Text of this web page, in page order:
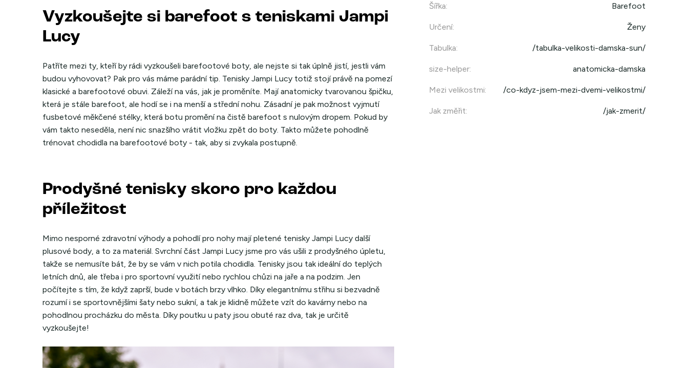
Vyzkoušejte si barefoot s teniskami Jampi
Lucy
Patříte mezi ty, kteří by rádi vyzkoušeli barefootové boty, ale nejste si tak úplně jistí, jestli vám
budou vyhovovat? Pak pro vás máme parádní tip. Tenisky Jampi Lucy totiž stojí právě na pomezí
klasické a barefootové obuvi. Záleží na vás, jak je proměníte. Mají anatomicky tvarovanou špičku,
která je stále barefoot, ale hodí se i na menší a střední nohu. Zásadní je pak možnost vyjmutí
fusbetové měkčené stélky, která botu promění na čistě barefoot s nulovým dropem. Pokud by
vám takto neseděla, není nic snazšího vrátit vložku zpět do boty. Takto můžete pohodlně
trénovat chodidla na barefootové boty - tak, aby si zvykala postupně.
Prodyšné tenisky skoro pro každou
příležitost
Mimo nesporné zdravotní výhody a pohodlí pro nohy mají pletené tenisky Jampi Lucy další
plusové body, a to za materiál. Svrchní část Jampi Lucy jsme pro vás ušili z prodyšného úpletu,
takže se nemusíte bát, že by se vám v nich potila chodidla. Tenisky jsou tak ideální do teplých
letních dnů, ale třeba i pro sportovní využití nebo rychlou chůzi na jaře a na podzim. Jen
počítejte s tím, že když zaprší, bude v botách brzy vlhko. Díky elegantnímu střihu si bezvadně
rozumí i se sportovnějšími šaty nebo sukní, a tak je klidně můžete vzít do kavárny nebo na
pohodlnou procházku do města. Díky poutku u paty jsou obuté raz dva, tak je určitě
vyzkoušejte!
Šířka: Barefoot
Určení: Ženy
Tabulka: /tabulka-velikosti-damska-sun/
size-helper: anatomicka-damska
Mezi velikostmi: /co-kdyz-jsem-mezi-dvemi-velikostmi/
Jak změřit: /jak-zmerit/